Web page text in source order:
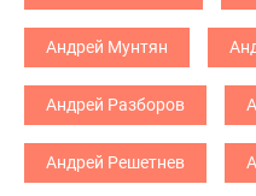
Андрей Мунтян
Андрей Разборов
Андрей Решетнев